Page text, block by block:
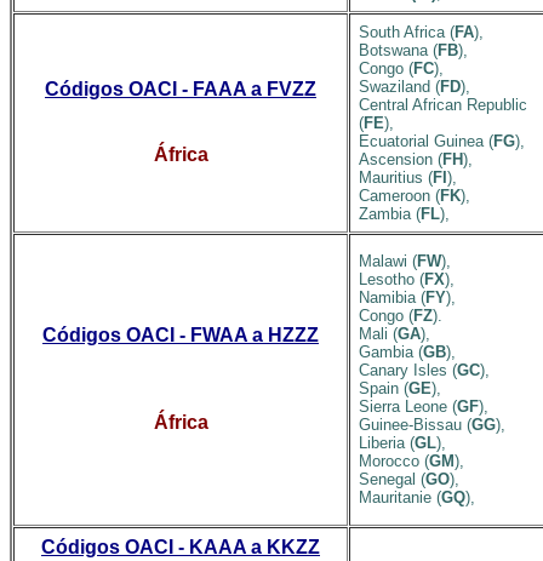
Códigos OACI - FAAA a FVZZ
África
South Africa (FA),
Botswana (FB),
Congo (FC),
Swaziland (FD),
Central African Republic
(FE),
Ecuatorial Guinea (FG),
Ascension (FH),
Mauritius (FI ),
Cameroon (FK),
Zambia (FL),
Códigos OACI - FWAA a HZZZ
África
Malawi (FW),
Lesotho (FX),
Namibia (FY),
Congo (FZ).
Mali (GA),
Gambia (GB),
Canary Isles (GC),
Spain (GE),
Sierra Leone (GF),
Guinee-Bissau (GG),
Liberia (GL),
Morocco (GM),
Senegal (GO),
Mauritanie (GQ),
Códigos OACI - KAAA a KKZZ